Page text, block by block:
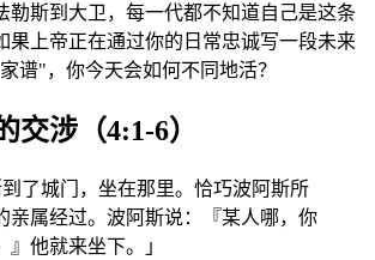
勒斯到大卫，每一代都不知道自己是这条
果上帝正在通过你的日常忠诚写一段未来
谱"，你今天会如何不同地活？
交涉（4:1-6）
到了城门，坐在那里。恰巧波阿斯所
亲属经过。波阿斯说：『某人哪，你
』他就来坐下。」